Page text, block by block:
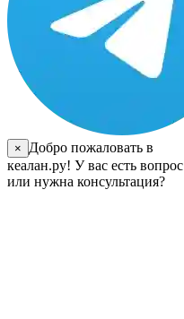
×
Добро пожаловать в
кеалан.ру! У вас есть вопрос
или нужна консультация?